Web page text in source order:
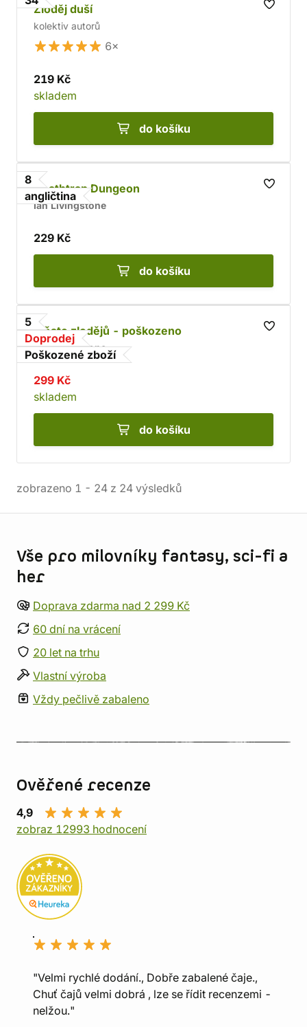
Zloděj duší
kolektiv autorů
6×
219 Kč
skladem
do košíku
8
angličtina
Deathtrap Dungeon
Ian Livingstone
229 Kč
do košíku
5
Doprodej
Poškozené zboží
Město zlodějů - poškozeno
Ian Livingstone
299 Kč
skladem
do košíku
zobrazeno 1 - 24 z 24 výsledků
Vše pro milovníky fantasy, sci-fi a
her
Doprava zdarma nad 2 299 Kč
60 dní na vrácení
20 let na trhu
Vlastní výroba
Vždy pečlivě zabaleno
Ověřené recenze
4,9
zobraz 12993 hodnocení
"Velmi rychlé dodání., Dobře zabalené čaje.,
Chuť čajů velmi dobrá , lze se řídit recenzemi -
nelžou."